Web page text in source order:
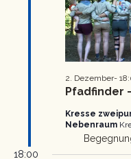
Pfadfinder
2. Dezember-
Kresse
Nebenraum
18:00